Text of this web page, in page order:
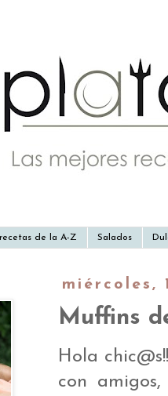
de la A-Z Salados
miércoles,
Muffins
Hola
con